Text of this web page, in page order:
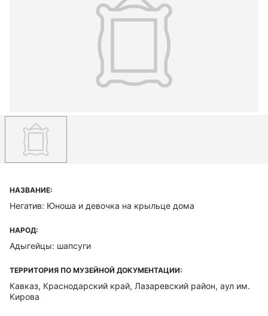
НАЗВАНИЕ:
Негатив: Юноша и девочка на крыльце дома
НАРОД:
Адыгейцы: шапсуги
ТЕРРИТОРИЯ ПО МУЗЕЙНОЙ ДОКУМЕНТАЦИИ:
Кавказ, Краснодарский край, Лазаревский район, аул им.
Кирова